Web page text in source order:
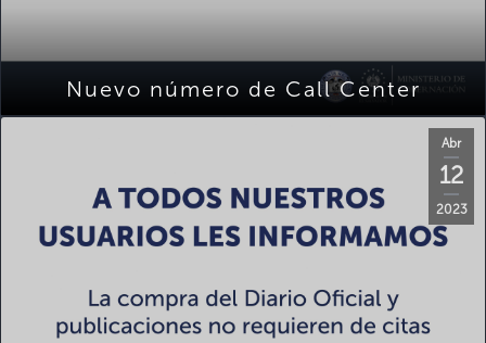
Nuevo número de Call Center
Abr
12
2023